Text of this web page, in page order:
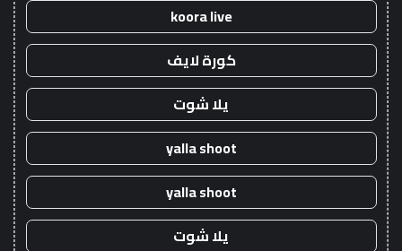
koora live
كورة لايف
يلا شوت
yalla shoot
yalla shoot
يلا شوت